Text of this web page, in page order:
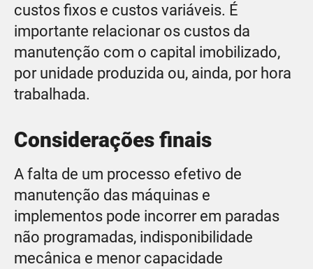
custos fixos e custos variáveis. É
importante relacionar os custos da
manutenção com o capital imobilizado,
por unidade produzida ou, ainda, por hora
trabalhada.
Considerações finais
A falta de um processo efetivo de
manutenção das máquinas e
implementos pode incorrer em paradas
não programadas, indisponibilidade
mecânica e menor capacidade